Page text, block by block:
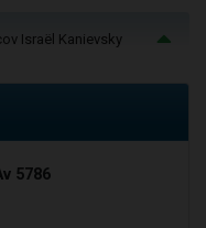
Israël Kanievsky
5786